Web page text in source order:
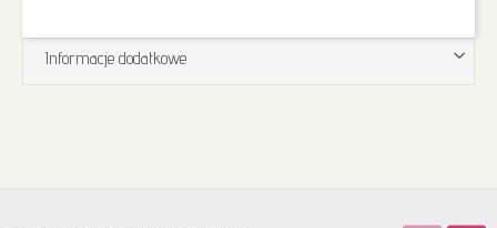
Informacje dodatkowe